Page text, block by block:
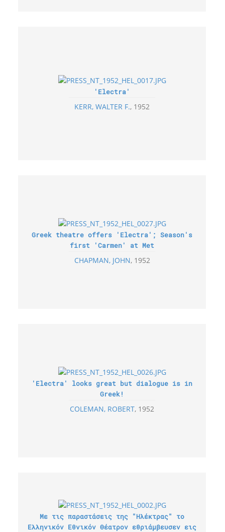
'Electra'
KERR, WALTER F. 1952
Greek theatre offers 'Electra'; Season's
first 'Carmen' at Met
CHAPMAN, JOHN 1952
'Electra' looks great but dialogue is in
Greek!
COLEMAN, ROBERT 1952
Με τις παραστάσεις της "Ηλέκτρας" το
Ελληνικόν Εθνικόν Θέατρον εθριάμβευσεν εις